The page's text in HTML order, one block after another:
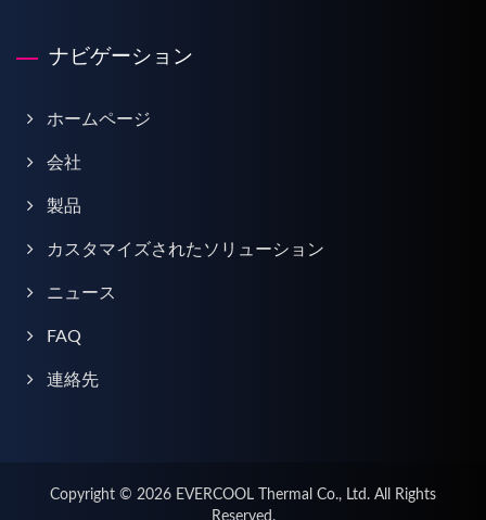
ナビゲーション
ホームページ
会社
製品
カスタマイズされたソリューション
ニュース
FAQ
連絡先
Copyright © 2026 EVERCOOL Thermal Co., Ltd. All Rights
Reserved.